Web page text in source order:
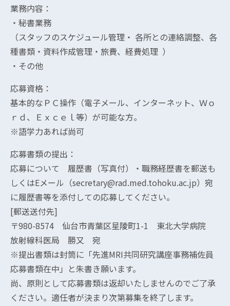
業務内容：
・秘書業務
（スタッフのスケジュール管理・ 各所との連絡調整、各
種書類・資料作成管理・旅費、経費処理 ）
・その他
応募資格：
基本的なＰＣ操作（電子メール、インターネット、Ｗｏ
ｒｄ、Ｅｘｃｅｌ等）が可能な方。
※語学力あれば尚可
応募書類の提出：
応募について 履歴書（写真付）・職務経歴書を郵送も
しくはEメール（secretary@rad.med.tohoku.ac.jp）宛
に履歴書等を添付しての応募してください。
[郵送送付先]
〒980-8574 仙台市青葉区星陵町1-1 東北大学病院
放射線科医局 勝又 宛
※提出書類は封筒に「先進MRI共同研究講座事務補佐員
応募書類在中」と朱書き願います。
尚、原則として応募書類は返却いたしませんのでご了承
ください。適任者が決まり次第募集を終了します。